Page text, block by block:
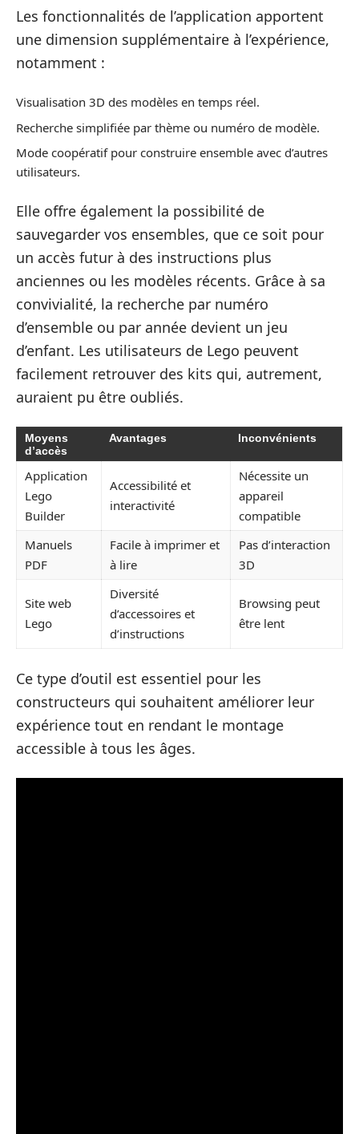
Les fonctionnalités de l’application apportent
une dimension supplémentaire à l’expérience,
notamment :
Visualisation 3D des modèles en temps réel.
Recherche simplifiée par thème ou numéro de modèle.
Mode coopératif pour construire ensemble avec d’autres
utilisateurs.
Elle offre également la possibilité de
sauvegarder vos ensembles, que ce soit pour
un accès futur à des instructions plus
anciennes ou les modèles récents. Grâce à sa
convivialité, la recherche par numéro
d’ensemble ou par année devient un jeu
d’enfant. Les utilisateurs de Lego peuvent
facilement retrouver des kits qui, autrement,
auraient pu être oubliés.
Moyens
d’accès
Avantages Inconvénients
Application
Lego
Builder
Accessibilité et
interactivité
Nécessite un
appareil
compatible
Manuels
PDF
Facile à imprimer et
à lire
Pas d’interaction
3D
Site web
Lego
Diversité
d’accessoires et
d’instructions
Browsing peut
être lent
Ce type d’outil est essentiel pour les
constructeurs qui souhaitent améliorer leur
expérience tout en rendant le montage
accessible à tous les âges.